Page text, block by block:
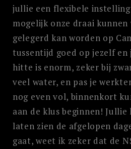
jullie een flexibele
mogelijk onze draai
gelegerd kan worden op
tussentijd goed op jezelf en
hitte is enorm, zeker bij
veel water, en pas je
nog even vol, binnenkort
aan de klus beginnen! Jullie
laten zien de afgelopen
gaat, weet ik zeker dat de